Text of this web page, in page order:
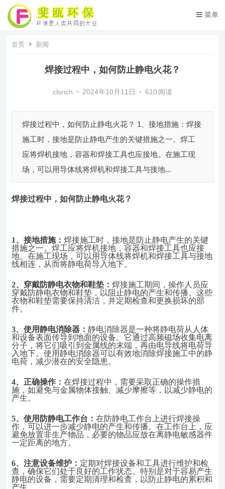
菜单
首页 新闻
焊接过程中，如何防止静电火花？
clsrich • 2024年10月11日 • 610 阅读
焊接过程中，如何防止静电火花？ 1、接地措施：焊接
施工时，接地是防止静电产生的关键措施之一。焊工
应将焊机接地，容器和焊接工具也应接地。在施工现
场，可以用导体线将焊机和焊接工具与接地...
焊接过程中 ，如何防止静电火花？
1、接地措施：焊接施工时，接地是防止静电产生的关键
措施之一。焊工应将焊机接地，容器和焊接工具也应接
地。在施工现场，可以用导体线将焊机和焊接工具与接地
线相连，从而将静电荷导入地下。
2、 穿戴防静电衣物和鞋垫：焊接施工期间，操作人员应
穿戴防静电衣物和鞋垫，以阻止静电的产生和传播。这些
衣物和鞋垫需要保持清洁，并定期检查和更换损坏的部
件。
3、使用静电消除器：静电消除器是一种将静电荷从人体
和设备表面传导到地面的设备。它通过高频磁场收集电离
分子，将它们吸引到金属线的末端，再由电导线将电荷导
入地下。使用静电消除器可以有效地消除焊接施工中的静
电荷，减少潜在的安全隐患。
4、 正确操作：在焊接过程中，需要采取正确的操作措
施，如避免与金属物体接触、减少摩擦等，以减少静电的
产生。
5、使用防静电工作台：在防静电工作台上进行焊接操
作，可以进一步减少静电的产生和传播。在工作台上，应
避免放置非生产物品，必要的物品应放在离静电敏感器件
一定距离的地方。
6、注意设备维护： 定期对焊接设备和工具进行维护和检
查，确保它们处于良好的工作状态。特别是对于容易产生
静电的设备，需要定期清理和检查，以防止静电的累积和
产生。